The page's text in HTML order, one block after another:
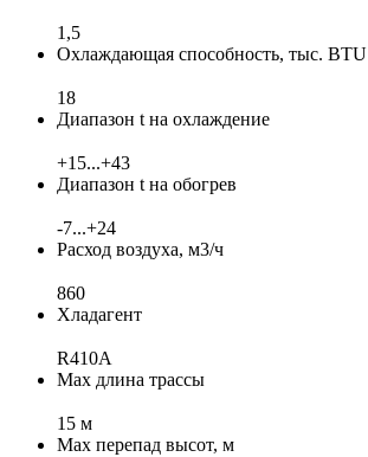
1,5
Охлаждающая способность, тыс. BTU
18
Диапазон t на охлаждение
+15...+43
Диапазон t на обогрев
-7...+24
Расход воздуха, м3/ч
860
Хладагент
R410A
Max длина трассы
15 м
Max перепад высот, м